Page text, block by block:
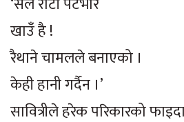
खाउँ है !
रैथाने चामलले बनाएको ।
केही हानी गर्दैन ।’
सावित्रीले हरेक परिकारको